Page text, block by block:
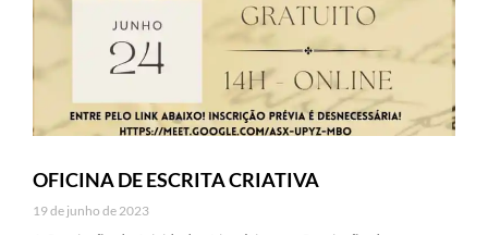
OFICINA DE ESCRITA CRIATIVA
19 de junho de 2023